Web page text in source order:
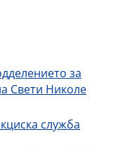
за
Свети Николе
служба